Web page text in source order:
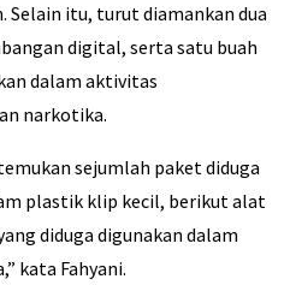
Selain itu, turut diamankan dua
digital, serta satu buah
dalam aktivitas
narkotika.
sejumlah paket diduga
plastik klip kecil, berikut alat
diduga digunakan dalam
kata Fahyani.